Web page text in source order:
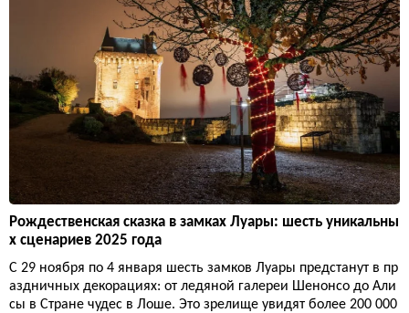
Рождественская сказка в замках Луары: шесть уникальны
х сценариев 2025 года
С 29 ноября по 4 января шесть замков Луары предстанут в пр
аздничных декорациях: от ледяной галереи Шенонсо до Али
сы в Стране чудес в Лоше. Это зрелище увидят более 200 000